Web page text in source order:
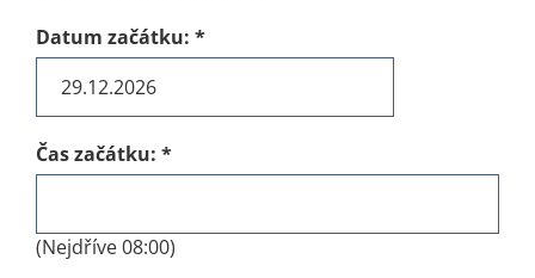
Datum začátku: *
Čas začátku: *
(Nejdříve 08:00)